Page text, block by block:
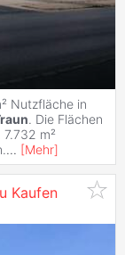
Nutzfläche in
. Die Flächen
m²
... [Mehr]
Kaufen